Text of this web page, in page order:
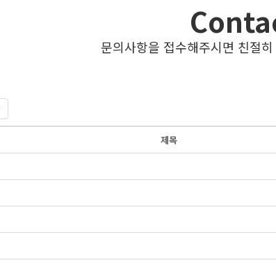
문의사항을 접수해주시면 친절
제목